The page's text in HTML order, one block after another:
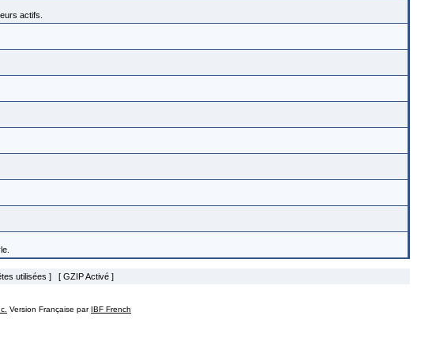
actifs.
utilisées ] [ GZIP Activé ]
Version Française par IBF French